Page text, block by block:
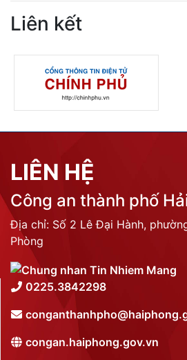
Liên kết
LIÊN HỆ
Công an thành phố
Địa chỉ: Số 2 Lê Đại Hành,
Phòng
0225.3842298
congan.haiphong.gov.vn